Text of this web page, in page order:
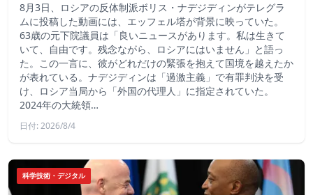
8月3日、ロシアの反体制派ボリス・ナデジディンがテレグラ
ムに投稿した動画には、エッフェル塔が背景に映っていた。
63歳の元下院議員は「良いニュースがあります。私は生きて
いて、自由です。残念ながら、ロシアにはいません」と語っ
た。この一言に、彼がどれだけの緊張を抱えて国境を越えたか
が表れている。ナデジディンは「過激主義」で有罪判決を受
け、ロシア当局から「外国の代理人」に指定されていた。
2024年の大統領…
日付: 2026/8/4
科学技術・デジタル